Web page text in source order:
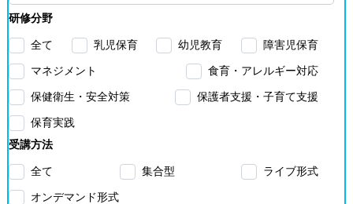
研修分野
全て 乳児保育 幼児教育 障害児保育
マネジメント 食育・アレルギー対応
保健衛生・安全対策 保護者支援・子育て支援
保育実践
受講方法
全て 集合型 ライブ形式
オンデマンド形式